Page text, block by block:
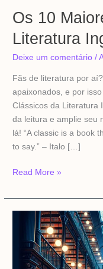
Os 10
Literatura
Deixe um comentário /
Fãs de literatura por
apaixonados, e por
Clássicos da Literatura
da leitura e amplie seu
lá! “A classic is a book
to say.” – Italo […]
Read More »
Maiores
Clássicos